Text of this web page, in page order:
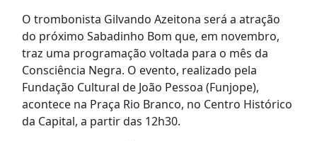
O trombonista Gilvando Azeitona será a atração
do próximo Sabadinho Bom que, em novembro,
traz uma programação voltada para o mês da
Consciência Negra. O evento, realizado pela
Fundação Cultural de João Pessoa (Funjope),
acontece na Praça Rio Branco, no Centro Histórico
da Capital, a partir das 12h30.